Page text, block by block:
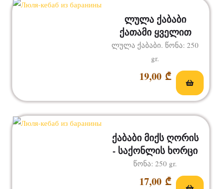
ლულა ქაბაბი
ქათამი ყველით
19,00 ₾
ლულა ქაბაბი. წონა: 250
gr.
ქაბაბი მიქს ღორის
- საქონლის ხორცი
17,00 ₾
წონა: 250 gr.